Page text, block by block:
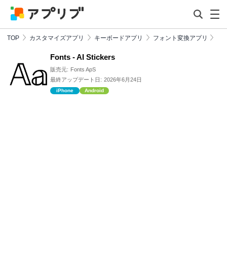
TOP カスタマイズアプリ キーボードアプリ フォント変換アプリ
Fonts - AI Stickers
販売元: Fonts ApS
最終アップデート日: 2026年6月24日
iPhone Android